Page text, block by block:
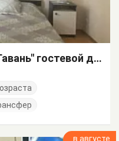
"Апартаменты Морская Гавань" гостевой дом
в августе